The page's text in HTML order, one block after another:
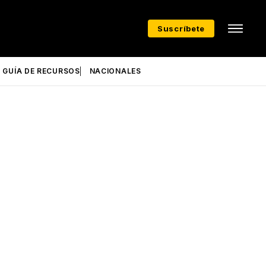
Suscríbete
GUÍA DE RECURSOS NACIONALES